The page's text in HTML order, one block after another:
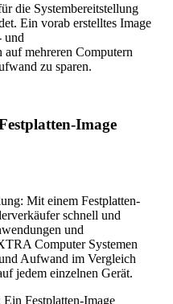
die Systembereitstellung
Ein vorab erstelltes Image
und
mehreren Computern
zu sparen.
Image
Mit einem Festplatten-
schnell und
und
Computer Systemen
Aufwand im Vergleich
jedem einzelnen Gerät.
Festplatten-Image